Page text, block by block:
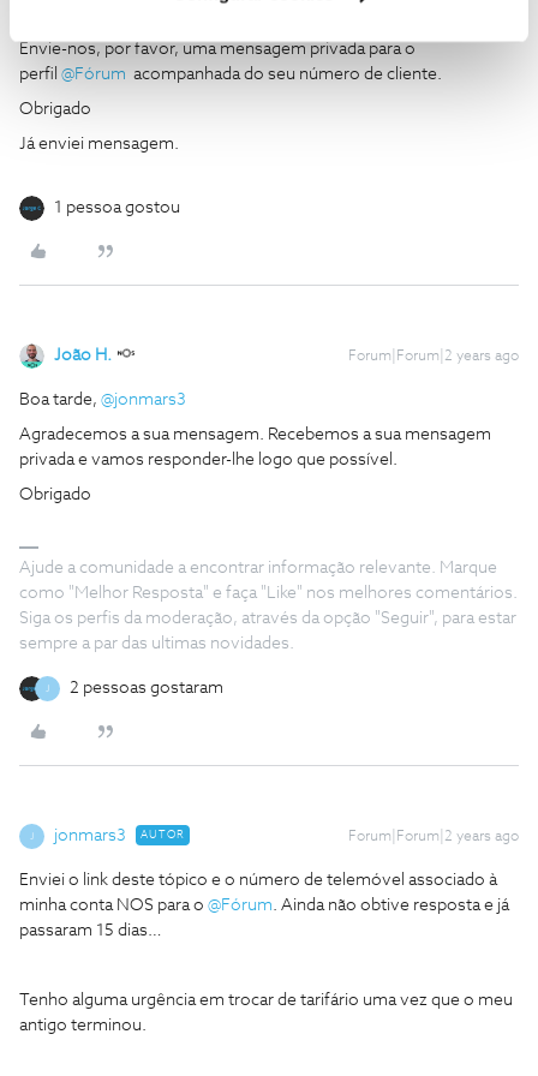
Envie-nos, por favor, uma mensagem privada para o
perfil @Fórum acompanhada do seu número de cliente.
Obrigado
Já enviei mensagem.
1 pessoa gostou
João H. Forum|Forum|2 years ago
Boa tarde, @jonmars3
Agradecemos a sua mensagem. Recebemos a sua mensagem
privada e vamos responder-lhe logo que possível.
Obrigado
Ajude a comunidade a encontrar informação relevante. Marque
como "Melhor Resposta" e faça "Like" nos melhores comentários.
Siga os perfis da moderação, através da opção "Seguir", para estar
sempre a par das ultimas novidades.
2 pessoas gostaram
jonmars3 AUTOR Forum|Forum|2 years ago
Enviei o link deste tópico e o número de telemóvel associado à
minha conta NOS para o @Fórum. Ainda não obtive resposta e já
passaram 15 dias…
Tenho alguma urgência em trocar de tarifário uma vez que o meu
antigo terminou.